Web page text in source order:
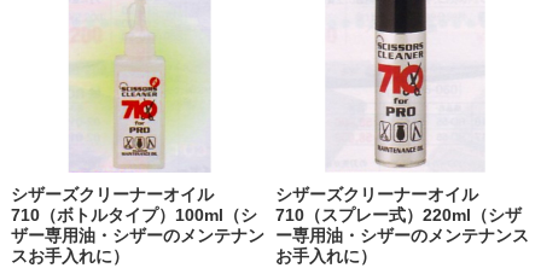
シザーズクリーナーオイル
710（ボトルタイプ）100ml（シ
ザー専用油・シザーのメンテナン
スお手入れに）
シザーズクリーナーオイル
710（スプレー式）220ml（シザ
ー専用油・シザーのメンテナンス
お手入れに）